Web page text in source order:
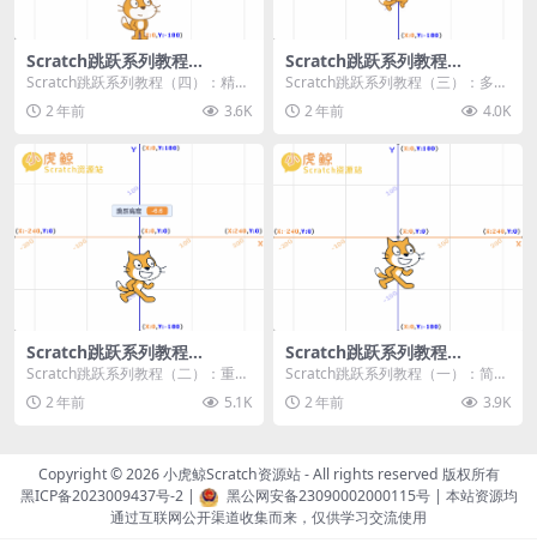
Scratch跳跃系列教程
（四）：精准着陆
Scratch跳跃系列教程（四）：精准
着陆 作者：小虎鲸Scratch资源站
... 2 年前 3.6K
Scratch跳跃系列教程
（三）：多段跳跃
Scratch跳跃系列教程（三）：多段
跳跃 作者：小虎鲸Scratch资源站
连...2 年前 4.0K
Scratch跳跃系列教程
（二）：重力跳跃
Scratch跳跃系列教程（二）：重力
跳跃 作者：小虎鲸Scratch资源站
按...2 年前 5.1K
Scratch跳跃系列教程
（一）：简单跳跃
Scratch跳跃系列教程（一）：简单
跳跃 作者：小虎鲸Scratch资源站
按...2 年前 3.9K
Copyright © 2026小虎鲸Scratch资源站- All rights reserved 版权所有
黑ICP备2023009437号-2| 黑公网安备23090002000115号| 本站资源均
通过互联网公开渠道收集而来，仅供学习交流使用